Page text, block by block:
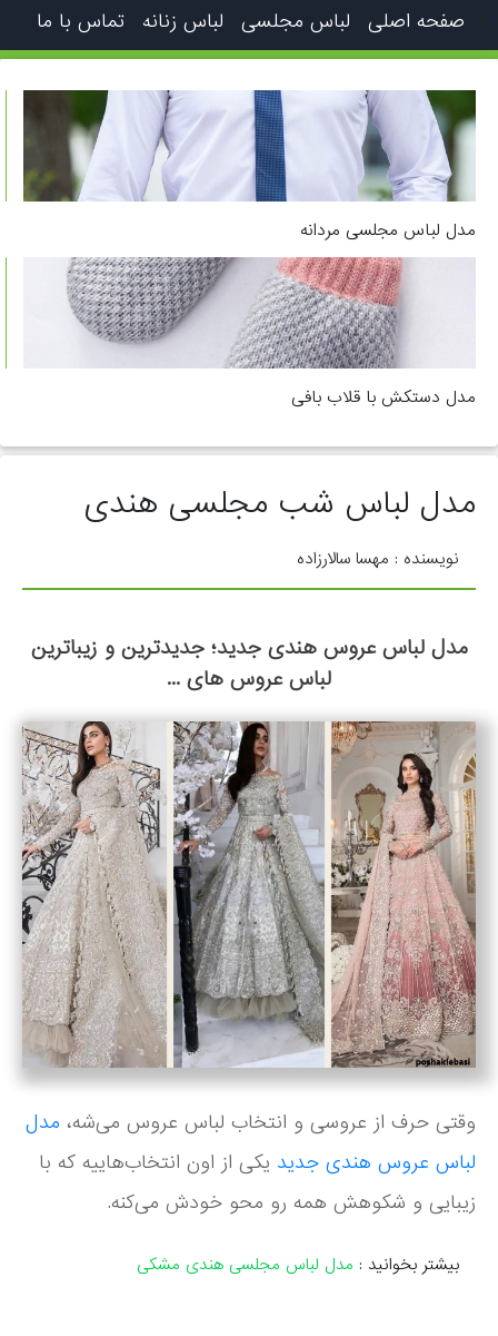
صفحه اصلی لباس مجلسی لباس زنانه تماس با ما
مدل لباس مجلسی مردانه
مدل دستکش با قلاب بافی
مدل لباس شب مجلسی هندی
نویسنده : مهسا سالارزاده
مدل لباس عروس هندی جدید؛ جدیدترین و زیباترین
لباس عروس های ...
وقتی حرف از عروسی و انتخاب لباس عروس می‌شه، مدل
لباس عروس هندی جدید یکی از اون انتخاب‌هاییه که با
زیبایی و شکوهش همه رو محو خودش می‌کنه.
بیشتر بخوانید : مدل لباس مجلسی هندی مشکی